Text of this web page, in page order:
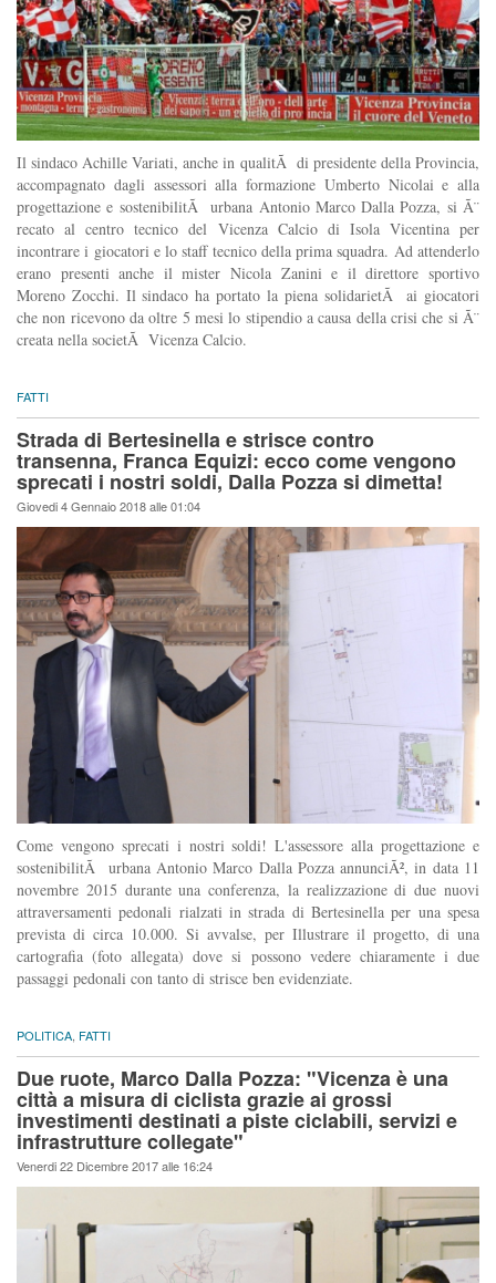
Il sindaco Achille Variati, anche in qualitÃ di presidente della Provincia,
accompagnato dagli assessori alla formazione Umberto Nicolai e alla
progettazione e sostenibilitÃ urbana Antonio Marco Dalla Pozza, si Ã¨
recato al centro tecnico del Vicenza Calcio di Isola Vicentina per
incontrare i giocatori e lo staff tecnico della prima squadra. Ad attenderlo
erano presenti anche il mister Nicola Zanini e il direttore sportivo
Moreno Zocchi. Il sindaco ha portato la piena solidarietÃ ai giocatori
che non ricevono da oltre 5 mesi lo stipendio a causa della crisi che si Ã¨
creata nella societÃ Vicenza Calcio.
FATTI
Strada di Bertesinella e strisce contro
transenna, Franca Equizi: ecco come vengono
sprecati i nostri soldi, Dalla Pozza si dimetta!
Giovedi 4 Gennaio 2018 alle 01:04
Come vengono sprecati i nostri soldi! L'assessore alla progettazione e
sostenibilitÃ urbana Antonio Marco Dalla Pozza annunciÃ², in data 11
novembre 2015 durante una conferenza, la realizzazione di due nuovi
attraversamenti pedonali rialzati in strada di Bertesinella per una spesa
prevista di circa 10.000. Si avvalse, per Illustrare il progetto, di una
cartografia (foto allegata) dove si possono vedere chiaramente i due
passaggi pedonali con tanto di strisce ben evidenziate.
POLITICA, FATTI
Due ruote, Marco Dalla Pozza: "Vicenza è una
città a misura di ciclista grazie ai grossi
investimenti destinati a piste ciclabili, servizi e
infrastrutture collegate"
Venerdi 22 Dicembre 2017 alle 16:24